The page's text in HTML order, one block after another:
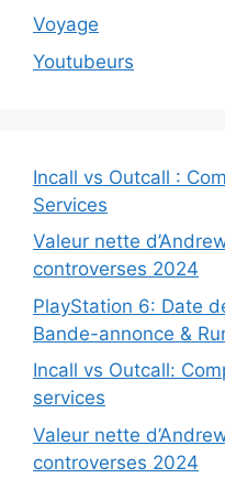
Voyage
Youtubeurs
Incall vs Outcall :
Services
Valeur nette
controverses 2024
PlayStation 6: Date
Bande-annonce &
Incall vs Outcall:
services
Valeur nette
controverses 2024